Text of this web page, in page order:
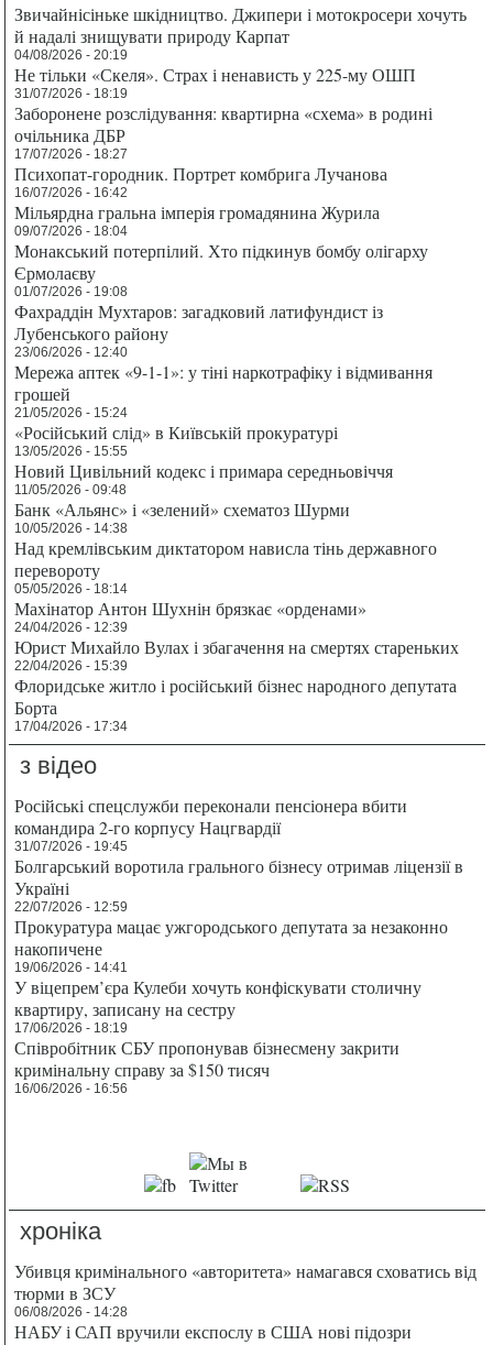
Звичайнісіньке шкідництво. Джипери і мотокросери хочуть
й надалі знищувати природу Карпат
04/08/2026 - 20:19
Не тільки «Скеля». Страх і ненависть у 225-му ОШП
31/07/2026 - 18:19
Заборонене розслідування: квартирна «схема» в родині
очільника ДБР
17/07/2026 - 18:27
Психопат-городник. Портрет комбрига Лучанова
16/07/2026 - 16:42
Мільярдна гральна імперія громадянина Журила
09/07/2026 - 18:04
Монакський потерпілий. Хто підкинув бомбу олігарху
Єрмолаєву
01/07/2026 - 19:08
Фахраддін Мухтаров: загадковий латифундист із
Лубенського району
23/06/2026 - 12:40
Мережа аптек «9-1-1»: у тіні наркотрафіку і відмивання
грошей
21/05/2026 - 15:24
«Російський слід» в Київській прокуратурі
13/05/2026 - 15:55
Новий Цивільний кодекс і примара середньовіччя
11/05/2026 - 09:48
Банк «Альянс» і «зелений» схематоз Шурми
10/05/2026 - 14:38
Над кремлівським диктатором нависла тінь державного
перевороту
05/05/2026 - 18:14
Махінатор Антон Шухнін брязкає «орденами»
24/04/2026 - 12:39
Юрист Михайло Вулах і збагачення на смертях стареньких
22/04/2026 - 15:39
Флоридське житло і російський бізнес народного депутата
Борта
17/04/2026 - 17:34
з відео
Російські спецслужби переконали пенсіонера вбити
командира 2-го корпусу Нацгвардії
31/07/2026 - 19:45
Болгарський воротила грального бізнесу отримав ліцензії в
Україні
22/07/2026 - 12:59
Прокуратура мацає ужгородського депутата за незаконно
накопичене
19/06/2026 - 14:41
У віцепрем’єра Кулеби хочуть конфіскувати столичну
квартиру, записану на сестру
17/06/2026 - 18:19
Співробітник СБУ пропонував бізнесмену закрити
кримінальну справу за $150 тисяч
16/06/2026 - 16:56
хроніка
Убивця кримінального «авторитета» намагався сховатись від
тюрми в ЗСУ
06/08/2026 - 14:28
НАБУ і САП вручили експослу в США нові підозри